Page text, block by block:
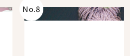
No.8